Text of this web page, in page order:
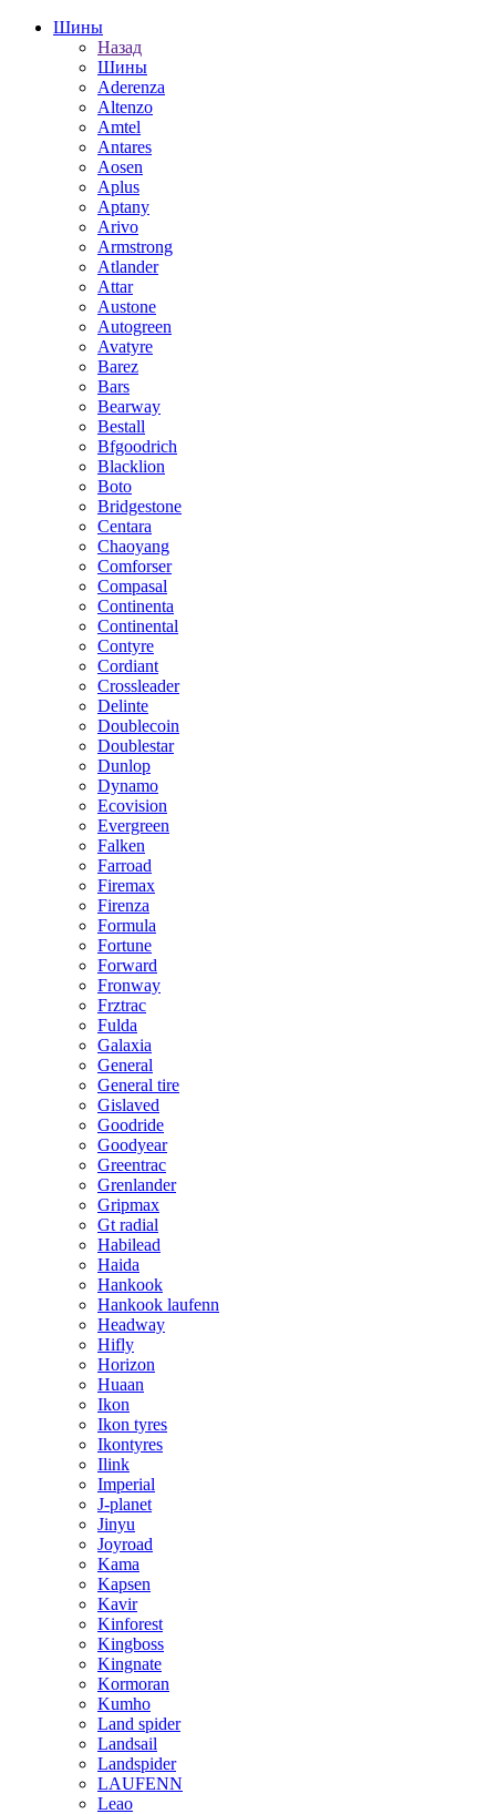
Шины
Назад
Шины
Aderenza
Altenzo
Amtel
Antares
Aosen
Aplus
Aptany
Arivo
Armstrong
Atlander
Attar
Austone
Autogreen
Avatyre
Barez
Bars
Bearway
Bestall
Bfgoodrich
Blacklion
Boto
Bridgestone
Centara
Chaoyang
Comforser
Compasal
Continenta
Continental
Contyre
Cordiant
Crossleader
Delinte
Doublecoin
Doublestar
Dunlop
Dynamo
Ecovision
Evergreen
Falken
Farroad
Firemax
Firenza
Formula
Fortune
Forward
Fronway
Frztrac
Fulda
Galaxia
General
General tire
Gislaved
Goodride
Goodyear
Greentrac
Grenlander
Gripmax
Gt radial
Habilead
Haida
Hankook
Hankook laufenn
Headway
Hifly
Horizon
Huaan
Ikon
Ikon tyres
Ikontyres
Ilink
Imperial
J-planet
Jinyu
Joyroad
Kama
Kapsen
Kavir
Kinforest
Kingboss
Kingnate
Kormoran
Kumho
Land spider
Landsail
Landspider
LAUFENN
Leao